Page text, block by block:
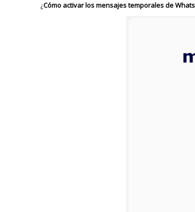
¿Cómo activar los mensajes temporales de